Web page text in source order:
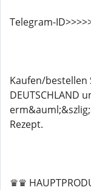
Telegram-
Kaufen/bestellen
DEUTSCHLAND
Rezept.
♛♛